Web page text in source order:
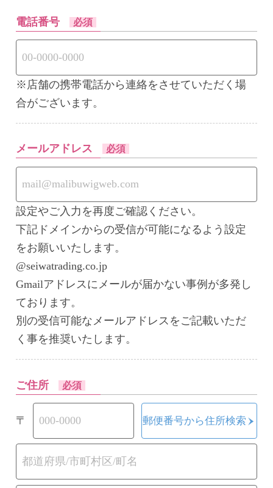
電話番号 必須
※店舗の携帯電話から連絡をさせていただく場
合がございます。
メールアドレス 必須
設定やご入力を再度ご確認ください。
下記ドメインからの受信が可能になるよう設定
をお願いいたします。
@seiwatrading.co.jp
Gmailアドレスにメールが届かない事例が多発し
ております。
別の受信可能なメールアドレスをご記載いただ
く事を推奨いたします。
ご住所 必須
〒 郵便番号から住所検索